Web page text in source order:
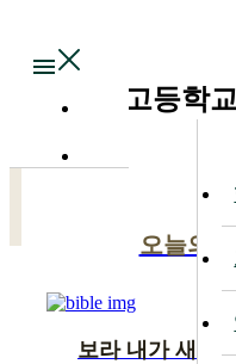
대전대신고등학교
오늘의
보라 내가 새 일